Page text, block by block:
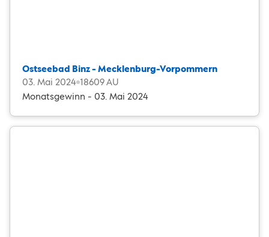
Ostseebad Binz - Mecklenburg-Vorpommern
03. Mai 2024 18609 AU
Monatsgewinn - 03. Mai 2024